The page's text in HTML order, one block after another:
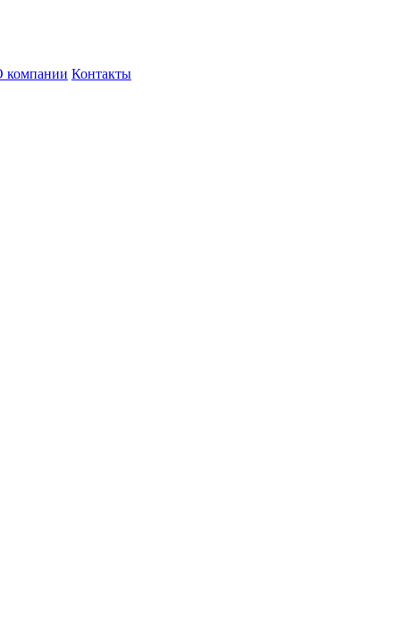
компании Контакты